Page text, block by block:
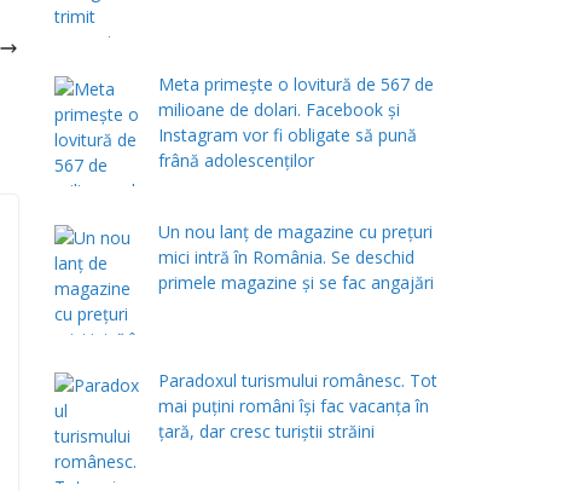
Meta primește o lovitură de 567 de
milioane de dolari. Facebook și
Instagram vor fi obligate să pună
frână adolescenților
Un nou lanț de magazine cu prețuri
mici intră în România. Se deschid
primele magazine și se fac angajări
Paradoxul turismului românesc. Tot
mai puțini români își fac vacanța în
țară, dar cresc turiștii străini